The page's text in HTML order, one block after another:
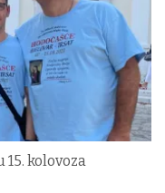
kolovoza